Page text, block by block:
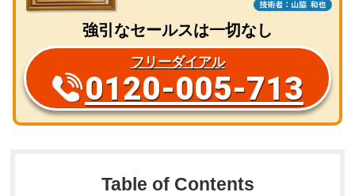
強引なセールスは一切なし
フリーダイアル
0120-005-713
Table of Contents